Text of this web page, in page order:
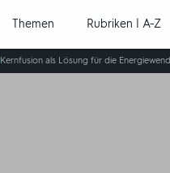
Themen Rubriken | A-Z
Kernfusion als Lösung für die